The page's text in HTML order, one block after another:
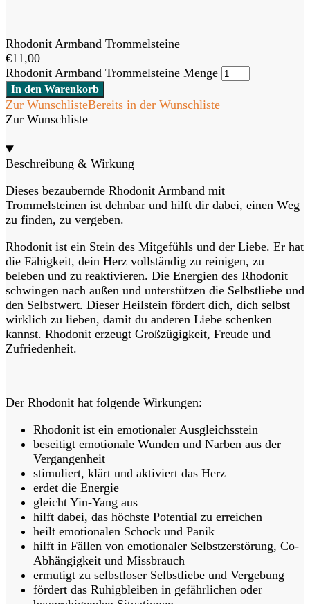
Rhodonit Armband Trommelsteine
€11,00
Rhodonit Armband Trommelsteine Menge
In den Warenkorb
Zur WunschlisteBereits in der Wunschliste
Zur Wunschliste
Beschreibung & Wirkung
Dieses bezaubernde Rhodonit Armband mit
Trommelsteinen ist dehnbar und hilft dir dabei, einen Weg
zu finden, zu vergeben.
Rhodonit ist ein Stein des Mitgefühls und der Liebe. Er hat
die Fähigkeit, dein Herz vollständig zu reinigen, zu
beleben und zu reaktivieren. Die Energien des Rhodonit
schwingen nach außen und unterstützen die Selbstliebe und
den Selbstwert. Dieser Heilstein fördert dich, dich selbst
wirklich zu lieben, damit du anderen Liebe schenken
kannst. Rhodonit erzeugt Großzügigkeit, Freude und
Zufriedenheit.
Der Rhodonit hat folgende Wirkungen:
Rhodonit ist ein emotionaler Ausgleichsstein
beseitigt emotionale Wunden und Narben aus der
Vergangenheit
stimuliert, klärt und aktiviert das Herz
erdet die Energie
gleicht Yin-Yang aus
hilft dabei, das höchste Potential zu erreichen
heilt emotionalen Schock und Panik
hilft in Fällen von emotionaler Selbstzerstörung, Co-
Abhängigkeit und Missbrauch
ermutigt zu selbstloser Selbstliebe und Vergebung
fördert das Ruhigbleiben in gefährlichen oder